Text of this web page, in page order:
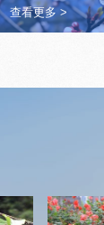
查看更多 >